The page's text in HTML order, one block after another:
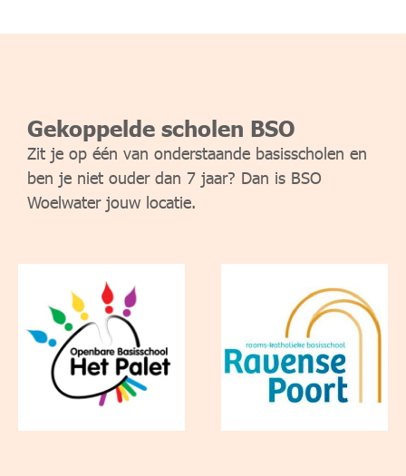
Gekoppelde scholen BSO
Zit je op één van onderstaande basisscholen en
ben je niet ouder dan 7 jaar? Dan is BSO
Woelwater jouw locatie.